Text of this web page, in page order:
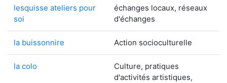
lesquisse ateliers pour
soi
échanges locaux, réseaux
d'échanges
la buissonnire Action socioculturelle
la colo
Culture, pratiques
d'activités artistiques,